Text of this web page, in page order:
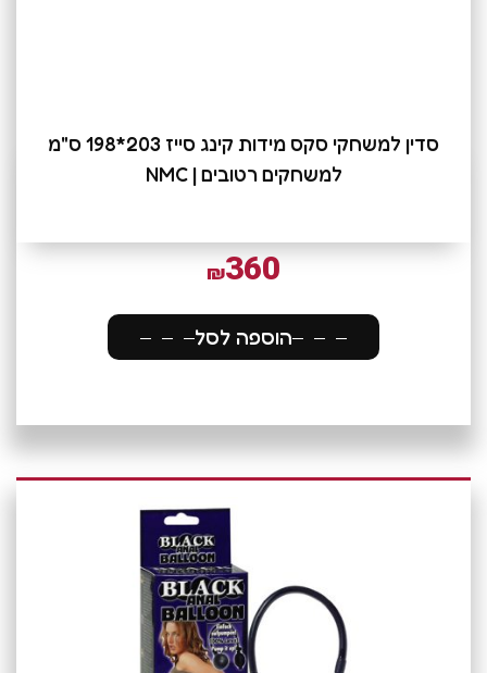
סדין למשחקי סקס מידות קינג סייז 203*198 ס"מ
למשחקים רטובים | NMC
₪360
הוספה לסל